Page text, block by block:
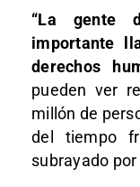
“La gente
importante
derechos
pueden ver
millón de
del tiempo
subrayado